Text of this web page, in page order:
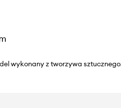
wykonany z tworzywa